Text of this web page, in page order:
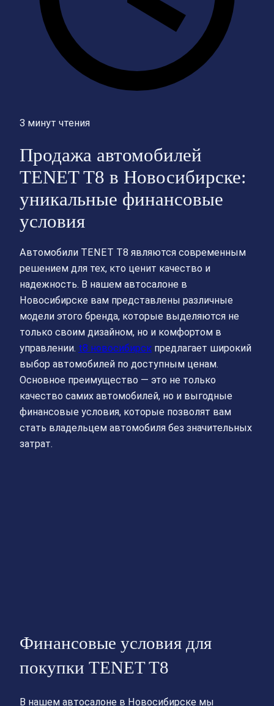
3 минут чтения
Продажа автомобилей
TENET T8 в Новосибирске:
уникальные финансовые
условия
Автомобили TENET T8 являются современным
решением для тех, кто ценит качество и
надежность. В нашем автосалоне в
Новосибирске вам представлены различные
модели этого бренда, которые выделяются не
только своим дизайном, но и комфортом в
управлении. t8 новосибирск предлагает широкий
выбор автомобилей по доступным ценам.
Основное преимущество — это не только
качество самих автомобилей, но и выгодные
финансовые условия, которые позволят вам
стать владельцем автомобиля без значительных
затрат.
Финансовые условия для
покупки TENET T8
В нашем автосалоне в Новосибирске мы